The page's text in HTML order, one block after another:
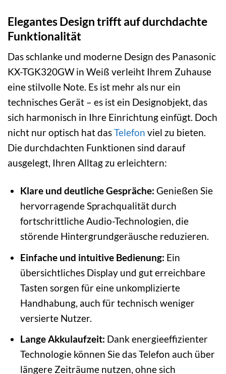
Elegantes Design trifft auf durchdachte
Funktionalität
Das schlanke und moderne Design des Panasonic
KX-TGK320GW in Weiß verleiht Ihrem Zuhause
eine stilvolle Note. Es ist mehr als nur ein
technisches Gerät – es ist ein Designobjekt, das
sich harmonisch in Ihre Einrichtung einfügt. Doch
nicht nur optisch hat dasTelefon viel zu bieten.
Die durchdachten Funktionen sind darauf
ausgelegt, Ihren Alltag zu erleichtern:
Klare und deutliche Gespräche: Genießen Sie
hervorragende Sprachqualität durch
fortschrittliche Audio-Technologien, die
störende Hintergrundgeräusche reduzieren.
Einfache und intuitive Bedienung: Ein
übersichtliches Display und gut erreichbare
Tasten sorgen für eine unkomplizierte
Handhabung, auch für technisch weniger
versierte Nutzer.
Lange Akkulaufzeit: Dank energieeffizienter
Technologie können Sie das Telefon auch über
längere Zeiträume nutzen, ohne sich